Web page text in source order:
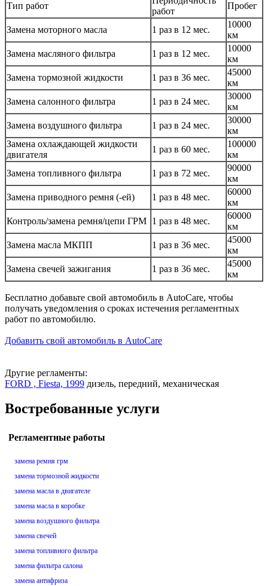
Тип работ
работ
Пробег
Замена моторного масла 1 раз в 12 мес.
10000
км
Замена масляного фильтра
1 раз в 12 мес.
10000
км
Замена тормозной жидкости
1 раз в 36 мес.
45000
км
Замена салонного фильтра
1 раз в 24 мес.
30000
км
Замена воздушного фильтра
1 раз в 24 мес.
30000
км
Замена охлаждающей жидкости
двигателя
1 раз в 60 мес.
100000
км
Замена топливного фильтра
1 раз в 72 мес.
90000
км
Замена приводного ремня (-ей)
1 раз в 48 мес.
60000
км
Контроль/замена ремня/цепи ГРМ 1 раз в 48 мес.
60000
км
Замена масла МКПП
1 раз в 36 мес.
45000
км
Замена свечей зажигания
1 раз в 36 мес.
45000
км
Бесплатно добавьте свой автомобиль в AutoCare, чтобы
получать уведомления о сроках истечения регламентных
работ по автомобилю.
Добавить свой автомобиль в AutoCare
Другие регламенты:
FORD , Fiesta, 1999 дизель, передний, механическая
Востребованные услуги
Регламентные работы
замена ремня грм
замена тормозной жидкости
замена масла в двигателе
замена масла в коробке
замена воздушного фильтра
замена свечей
замена топливного фильтра
замена фильтра салона
замена антифриза